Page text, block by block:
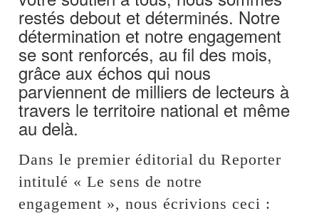
restés debout et déterminés. Notre
détermination et notre engagement
se sont renforcés, au fil des mois,
grâce aux échos qui nous
parviennent de milliers de lecteurs à
travers le territoire national et même
au delà.
Dans le premier éditorial du Reporter
intitulé « Le sens de notre
engagement », nous écrivions ceci :